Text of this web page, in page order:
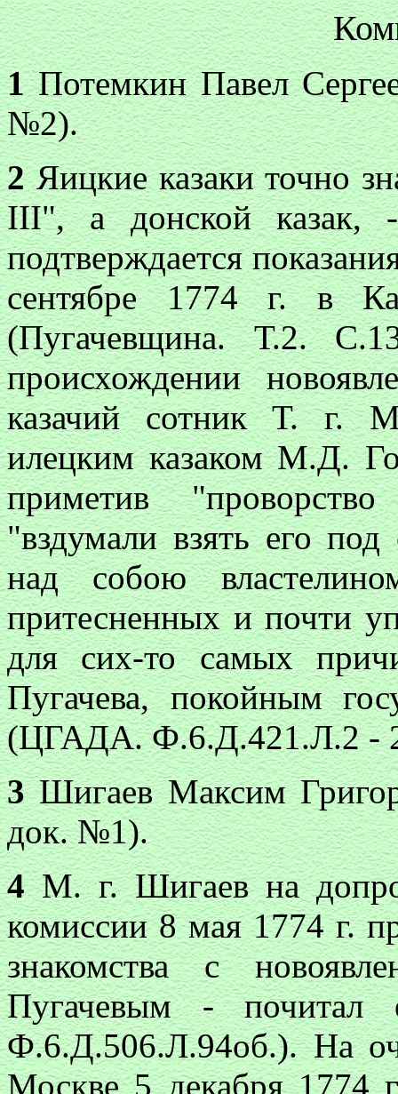
1Потемкин Павел
№2).
2Яицкие казаки точно
III", а донской казак, -
подтверждается
сентябре 1774 г. в
(Пугачевщина. Т.2.
происхождении
казачий сотник Т. г.
илецким казаком М.Д.
приметив
"вздумали взять его
над собою
притесненных и почти
для сих-то самых
Пугачева, покойным
(ЦГАДА. Ф.6.Д.421.Л.2 -
3Шигаев Максим
док. №1).
4М. г. Шигаев на
комиссии 8 мая 1774 г.
знакомства с
Пугачевым - почитал
Ф.6.Д.506.Л.94об.). На
Москве 5 декабря 1774